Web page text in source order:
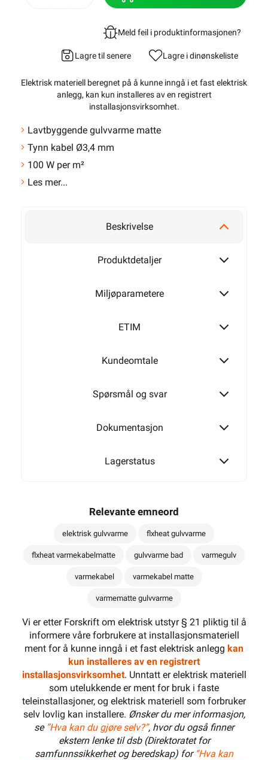
Meld feil i produktinformasjonen?
Lagre til senere Lagre i dinønskeliste
Elektrisk materiell beregnet på å kunne inngå i et fast elektrisk
anlegg, kan kun installeres av en registrert
installasjonsvirksomhet.
Lavtbyggende gulvvarme matte
Tynn kabel Ø3,4 mm
100 W per m²
Les mer...
Beskrivelse
Produktdetaljer
Miljøparametere
ETIM
Kundeomtale
Spørsmål og svar
Dokumentasjon
Lagerstatus
Relevante emneord
elektrisk gulvvarme flxheat gulvvarme
flxheat varmekabelmatte gulvvarme bad varmegulv
varmekabel varmekabel matte
varmematte gulvvarme
Vi er etter Forskrift om elektrisk utstyr § 21 pliktig til å
informere våre forbrukere at installasjonsmateriell
ment for å kunne inngå i et fast elektrisk anlegg kan
kun installeres av en registrert
installasjonsvirksomhet. Unntatt er elektrisk materiell
som utelukkende er ment for bruk i faste
teleinstallasjoner, og elektrisk materiell som forbruker
selv lovlig kan installere. Ønsker du mer informasjon,
se ”Hva kan du gjøre selv?”, hvor du også finner
ekstern lenke til dsb (Direktoratet for
samfunnssikkerhet og beredskap) for “Hva kan